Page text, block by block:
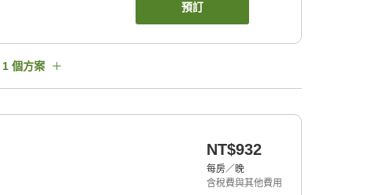
預訂
1 個方案
NT$932
每房／晚
含稅費與其他費用